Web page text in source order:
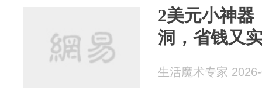
2美元小神器
洞，省钱又
生活魔术专家